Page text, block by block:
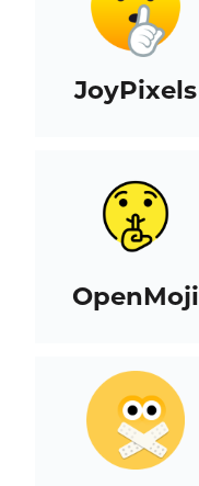
JoyPixels
OpenMoji